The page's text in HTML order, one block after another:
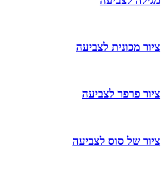
ציור מכונית לצביעה
ציור פרפר לצביעה
ציור של סוס לצביעה